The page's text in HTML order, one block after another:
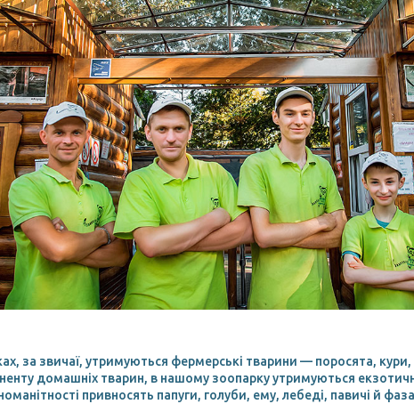
за звичаї, утримуються фермерські тварини — поросята,
домашніх тварин, в нашому зоопарку утримуються
привносять папуги, голуби, ему, лебеді, павичі й